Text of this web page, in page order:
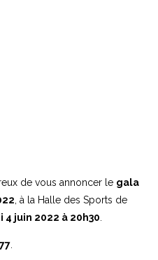
de vous annoncer le gala
, à la Halle des Sports de
4 juin 2022 à 20h30